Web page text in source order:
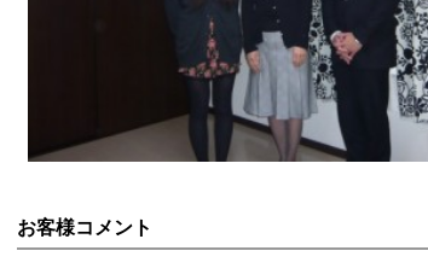
お客様コメント